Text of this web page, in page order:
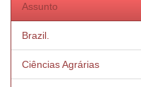
Assunto
Brazil.
Ciências Agrárias